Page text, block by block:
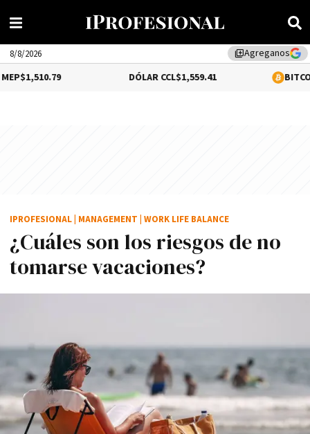
library_addAgreganos
8/8/2026
$1,559.41
¿Cuáles son los riesgos de no
tomarse vacaciones?
IPROFESIONAL MANAGEMENT WORK LIFE BALANCE